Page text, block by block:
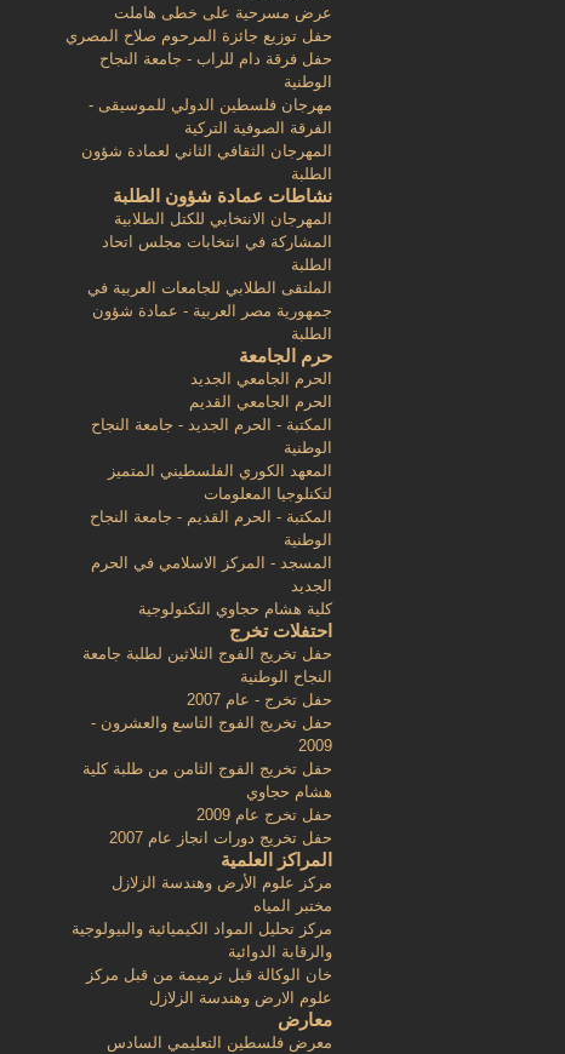
عرض مسرحية على خطى هاملت
حفل توزيع جائزة المرحوم صلاح المصري
حفل فرقة دام للراب - جامعة النجاح
الوطنية
مهرجان فلسطين الدولي للموسيقى -
الفرقة الصوفية التركية
المهرجان الثقافي الثاني لعمادة شؤون
الطلبة
نشاطات عمادة شؤون الطلبة
المهرجان الانتخابي للكتل الطلابية
المشاركة في انتخابات مجلس اتحاد
الطلبة
الملتقى الطلابي للجامعات العربية في
جمهورية مصر العربية - عمادة شؤون
الطلبة
حرم الجامعة
الحرم الجامعي الجديد
الحرم الجامعي القديم
المكتبة - الحرم الجديد - جامعة النجاح
الوطنية
المعهد الكوري الفلسطيني المتميز
لتكنلوجيا المعلومات
المكتبة - الحرم القديم - جامعة النجاح
الوطنية
المسجد - المركز الاسلامي في الحرم
الجديد
كلية هشام حجاوي التكنولوجية
احتفلات تخرج
حفل تخريج الفوج الثلاثين لطلبة جامعة
النجاح الوطنية
حفل تخرج - عام 2007
حفل تخريج الفوج التاسع والعشرون -
2009
حفل تخريج الفوج الثامن من طلبة كلية
هشام حجاوي
حفل تخرج عام 2009
حفل تخريج دورات انجاز عام 2007
المراكز العلمية
مركز علوم الأرض وهندسة الزلازل
مختبر المياه
مركز تحليل المواد الكيميائية والبيولوجية
والرقابة الدوائية
خان الوكالة قبل ترميمة من قبل مركز
علوم الارض وهندسة الزلازل
معارض
معرض فلسطين التعليمي السادس